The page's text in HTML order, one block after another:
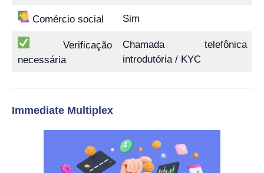
Comércio social Sim
Verificação
necessária
Chamada telefônica
introdutória / KYC
Immediate Multiplex